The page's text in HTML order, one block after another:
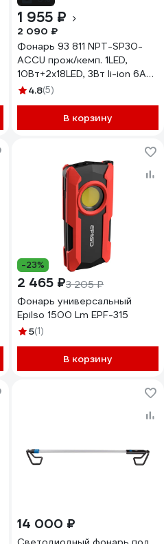
1 955 ₽
2 090 ₽
Фонарь 93 811 NPT-SP30-
ACCU прож/кемп. 1LED,
10Вт+2x18LED, 3Вт li-ion 6Ач
Navigator 29254 93811
4.8(5)
В корзину
-23%
2 465 ₽3 205 ₽
Фонарь универсальный
Epilso 1500 Lm EPF-315
5(1)
В корзину
14 000 ₽